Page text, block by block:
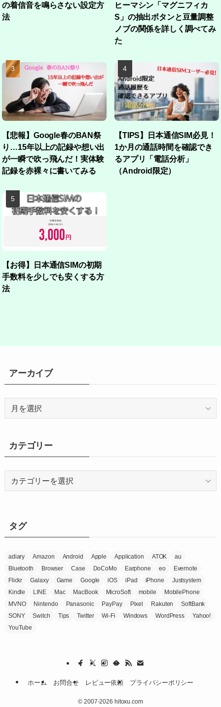
の着信音を鳴らさない設定方
法
ヒーマシン「マグニフィカ
S」の抽出ボタンと豆量調整
ノブの関係を詳しく調べてみ
た
【悲報】Google春のBAN祭
り…15年以上の記録や想い出
が一瞬で吹っ飛んだ！実体験
記録を赤裸々に書いてみる
【TIPS】日本通信SIM必見！
1か月の通話時間を確認でき
るアプリ「電話分析」
（Android限定）
【お得】日本通信SIMの初期
手数料を少しでも安くする方
法
アーカイブ
ブ
カテゴリー
ータグ
adiary Amazon Android Apple Application ATOK
au
Bluetooth
Browser Case DoCoMo Earphone eo
Evernote
Flickr
Galaxy Game Google iOS iPad iPhone
Justsystem
Kindle
LINE Mac MacBook MicroSoft mobile
MobilePhone
MVNO
Nintendo Panasonic PayPay Pixel Rakuten
SoftBank
SONY
Switch Tips Twitter Wi-Fi Windows WordPress
Yahoo!
YouTube
ホーム お問合せ レビュー依頼 プライバシーポリシー
© 2007-2026 hitoxu.com